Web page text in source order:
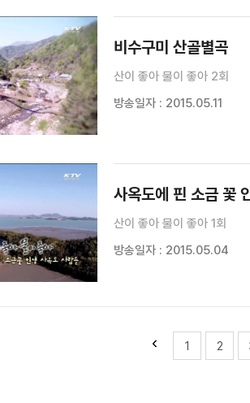
비수구미 산골별곡
산이 좋아 물이 좋아 2회
방송일자 : 2015.05.11
사옥도에 핀 소금 꽃
산이 좋아 물이 좋아 1회
방송일자 : 2015.05.04
1 2